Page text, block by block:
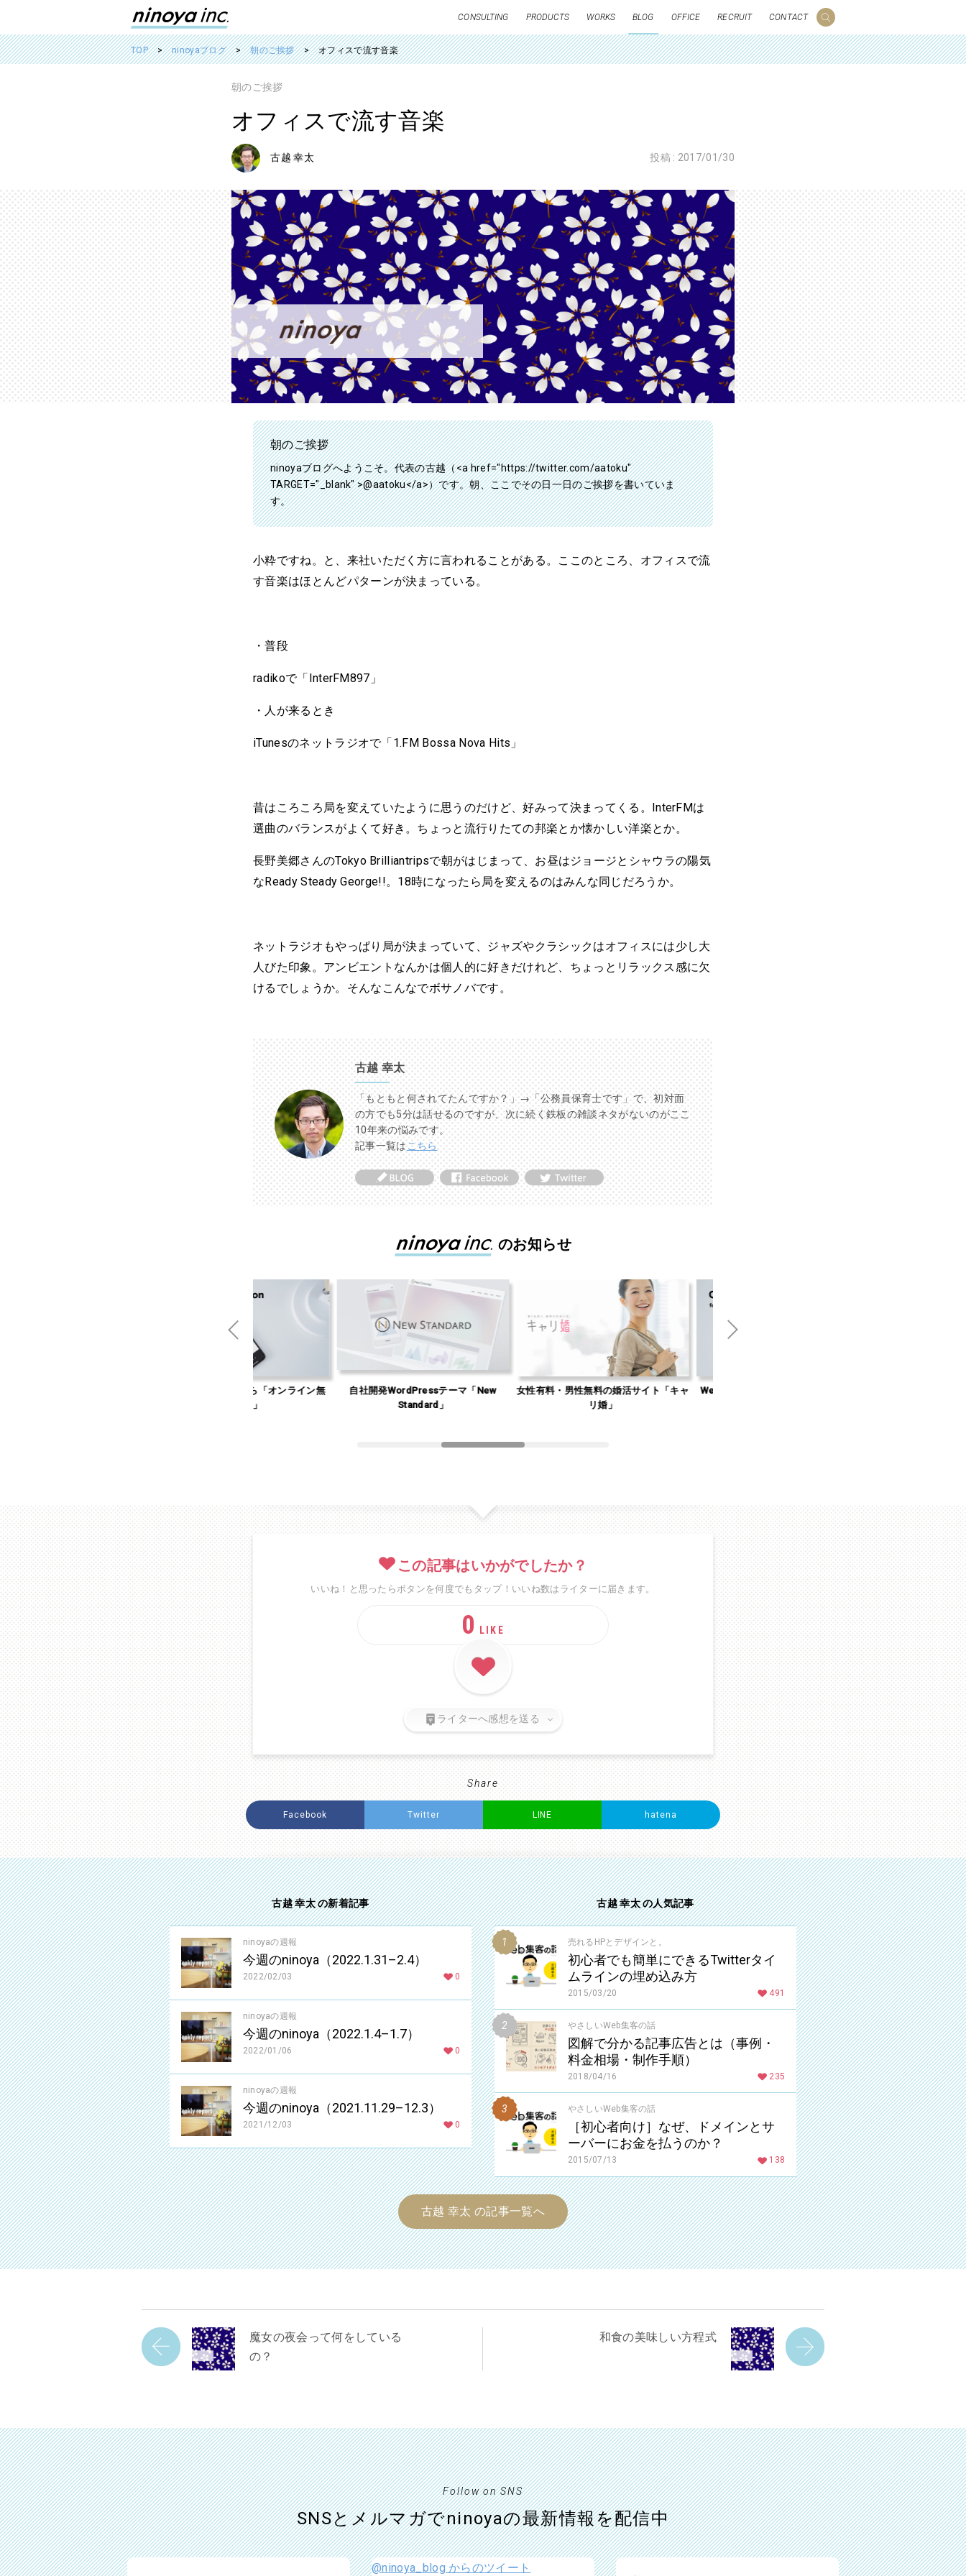
CONSULTING PRODUCTS WORKS BLOG OFFICE RECRUIT CONTACT
TOP ninoyaブログ 朝のご挨拶 オフィスで流す音楽
朝のご挨拶
オフィスで流す音楽
古越 幸太 投稿 : 2017/01/30
朝のご挨拶
ninoyaブログへようこそ。代表の古越（<a href="https://twitter.com/aatoku"
TARGET="_blank" >@aatoku</a>）です。朝、ここでその日一日のご挨拶を書いていま
す。
小粋ですね。と、来社いただく方に言われることがある。ここのところ、オフィスで流
す音楽はほとんどパターンが決まっている。
・普段
radikoで「InterFM897」
・人が来るとき
iTunesのネットラジオで「1.FM Bossa Nova Hits」
昔はころころ局を変えていたように思うのだけど、好みって決まってくる。InterFMは
選曲のバランスがよくて好き。ちょっと流行りたての邦楽とか懐かしい洋楽とか。
長野美郷さんのTokyo Brilliantripsで朝がはじまって、お昼はジョージとシャウラの陽気
なReady Steady George!!。18時になったら局を変えるのはみんな同じだろうか。
ネットラジオもやっぱり局が決まっていて、ジャズやクラシックはオフィスには少し大
人びた印象。アンビエントなんかは個人的に好きだけれど、ちょっとリラックス感に欠
けるでしょうか。そんなこんなでボサノバです。
古越 幸太
「もともと何されてたんですか？」→「公務員保育士です」で、初対面
の方でも5分は話せるのですが、次に続く鉄板の雑談ネタがないのがここ
10年来の悩みです。
記事一覧はこちら
のお知らせ
Web集客のお悩みなら「オンライン無
自社開発WordPressテーマ「New
Standard」
女性有料・男性無料の婚活サイト「キャ
Web集客のお悩みなら「オンライン無
この記事はいかがでしたか？
いいね！と思ったらボタンを何度でもタップ！いいね数はライターに届きます。
0 LIKE
ライターへ感想を送る
Share
Facebook Twitter LINE hatena
古越 幸太 の新着記事
ninoyaの週報
今週のninoya（2022.1.31–2.4）
2022/02/03 0
ninoyaの週報
今週のninoya（2022.1.4–1.7）
2022/01/06 0
ninoyaの週報
今週のninoya（2021.11.29–12.3）
2021/12/03 0
古越 幸太 の人気記事
売れるHPとデザインと。
初心者でも簡単にできるTwitterタイ
ムラインの埋め込み方
2015/03/20 491
やさしいWeb集客の話
図解で分かる記事広告とは（事例・
料金相場・制作手順）
2018/04/16 235
やさしいWeb集客の話
［初心者向け］なぜ、ドメインとサ
ーバーにお金を払うのか？
2015/07/13 138
古越 幸太 の記事一覧へ
魔女の夜会って何をしている
の？
和食の美味しい方程式
Follow on SNS
SNSとメルマガでninoyaの最新情報を配信中
@ninoya_blog からのツイート